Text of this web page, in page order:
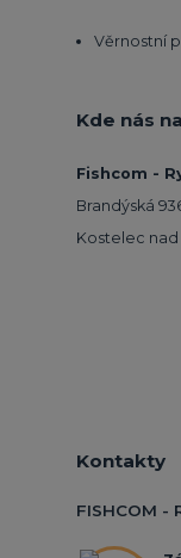
Věrnostní
Kde nás
Fishcom -
Brandýská
Kostelec nad
Kontakty
FISHCOM -